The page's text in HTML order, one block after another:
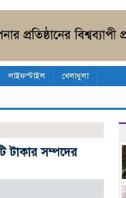
লাইফস্টাইল খেলাধুলা
টাকার সম্পদের